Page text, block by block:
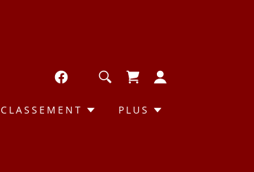
CLASSEMENT PLUS